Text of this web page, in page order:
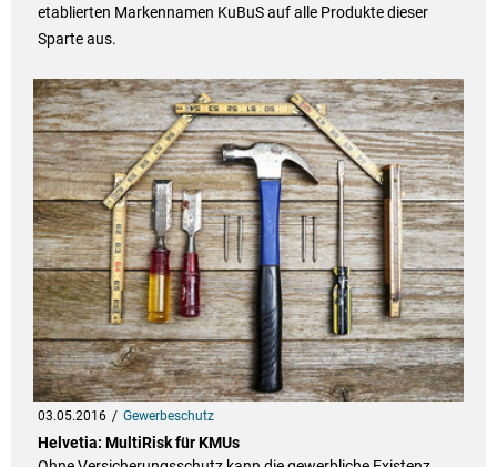
etablierten Markennamen KuBuS auf alle Produkte dieser
Sparte aus.
03.05.2016 Gewerbeschutz
Helvetia: MultiRisk für KMUs